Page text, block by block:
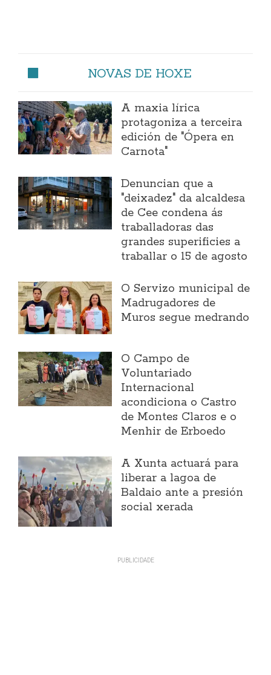
NOVAS DE HOXE
A maxia lírica
protagoniza a terceira
edición de "Ópera en
Carnota"
Denuncian que a
"deixadez" da alcaldesa
de Cee condena ás
traballadoras das
grandes superificies a
traballar o 15 de agosto
O Servizo municipal de
Madrugadores de
Muros segue medrando
O Campo de
Voluntariado
Internacional
acondiciona o Castro
de Montes Claros e o
Menhir de Erboedo
A Xunta actuará para
liberar a lagoa de
Baldaio ante a presión
social xerada